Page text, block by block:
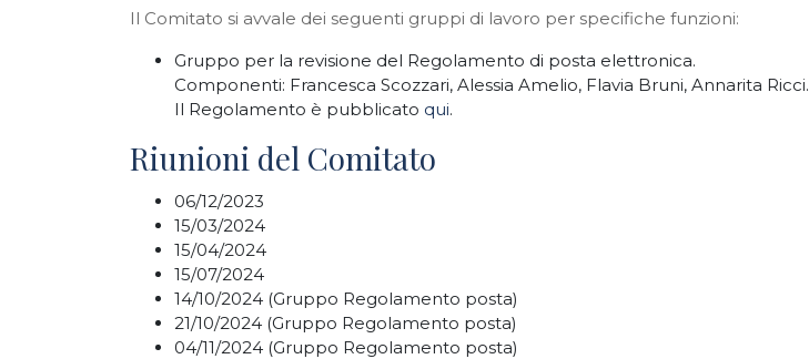
Il Comitato si avvale dei seguenti gruppi di lavoro per specifiche funzioni:
Gruppo per la revisione del Regolamento di posta elettronica.
Componenti: Francesca Scozzari, Alessia Amelio, Flavia Bruni, Annarita Ricci.
Il Regolamento è pubblicato qui.
Riunioni del Comitato
06/12/2023
15/03/2024
15/04/2024
15/07/2024
14/10/2024 (Gruppo Regolamento posta)
21/10/2024 (Gruppo Regolamento posta)
04/11/2024 (Gruppo Regolamento posta)